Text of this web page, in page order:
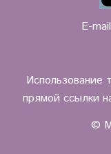
E-
Использование
прямой ссылки
©